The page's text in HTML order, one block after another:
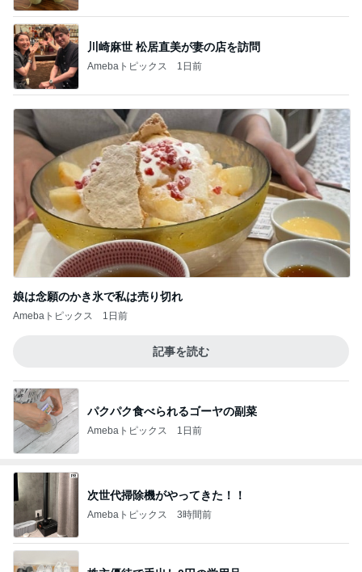
川崎麻世 松居直美が妻の店を訪問
Amebaトピックス 1日前
娘は念願のかき氷で私は売り切れ
Amebaトピックス 1日前
記事を読む
パクパク食べられるゴーヤの副菜
Amebaトピックス 1日前
次世代掃除機がやってきた！！
Amebaトピックス 3時間前